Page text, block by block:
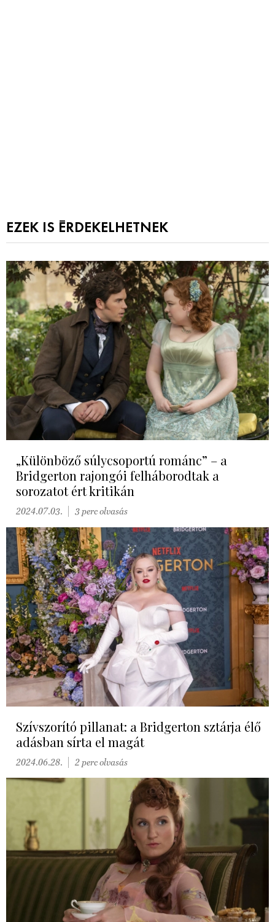
EZEK IS ÉRDEKELHETNEK
„Különböző súlycsoportú románc” – a
Bridgerton rajongói felháborodtak a
sorozatot ért kritikán
2024.07.03. 3 perc olvasás
Szívszorító pillanat: a Bridgerton sztárja élő
adásban sírta el magát
2024.06.28. 2 perc olvasás